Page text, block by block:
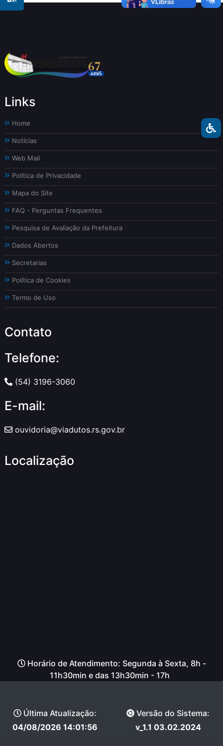
Links
Home
Notícias
Web Mail
Política de Privacidade
Mapa do Site
FAQ - Perguntas Frequentes
Pesquisa de Avaliação da Prefeitura
Dados Abertos
Secretarias
Política de Cookies
Termo de Uso
Contato
Telefone:
(54) 3196-3060
E-mail:
ouvidoria@viadutos.rs.gov.br
Localização
Horário de Atendimento: Segunda à Sexta, 8h -
11h30min e das 13h30min - 17h
Última Atualização:
04/08/2026 14:01:56
Versão do Sistema:
v_1.1 03.02.2024